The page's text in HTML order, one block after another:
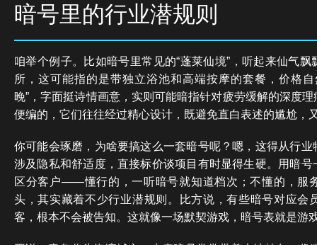
暗号里的行业潜规则
咱举个例子。比如暗号里常见的“蓬莱仙境”，听起来仙气
所，这可能指的是带独立浴池和高端按摩的套餐，价格
晚”，字面挺诗情画意，实则可能暗指针对疲劳缓解的深度
便编的，它们往往经过精心设计，既避免直白表述的尴尬，
你可能会琢磨，为啥要搞这么一套暗号呢？嗯，这得从行
涉及隐私和舒适度，直接标价谈项目有时显得生硬。用暗
区分客户——懂行的，一听暗号就知道档次；不懂的，服
头，其实藏着不少行业潜规则。比方说，有些暗号对应会
客，根本不会被告知。这就像一场默契游戏，暗号表就是游